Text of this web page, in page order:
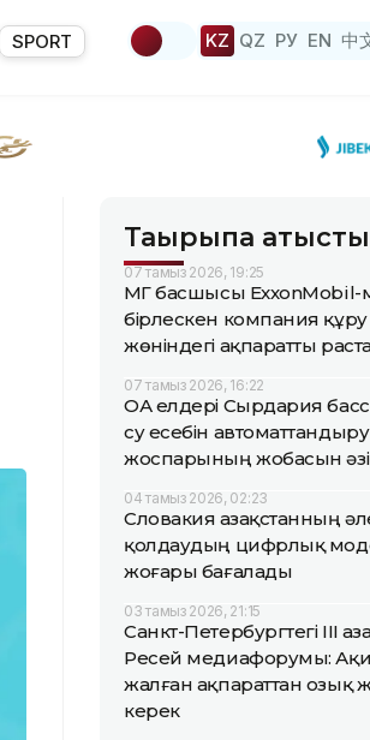
SPORT KZ QZ РУ EN 中
Тақырыпқа қатысты
07 тамыз 2026, 19:25
ҚМГ басшысы ExxonMobil-
бірлескен компания құру
жөніндегі ақпаратты
07 тамыз 2026, 16:22
ОА елдері Сырдария
су есебін автоматтандыру
жоспарының жобасын
04 тамыз 2026, 02:23
Словакия Қазақстанның
қолдаудың цифрлық
жоғары бағалады
03 тамыз 2026, 21:15
Санкт-Петербургтегі III
Ресей медиафорумы:
жалған ақпараттан озық
керек